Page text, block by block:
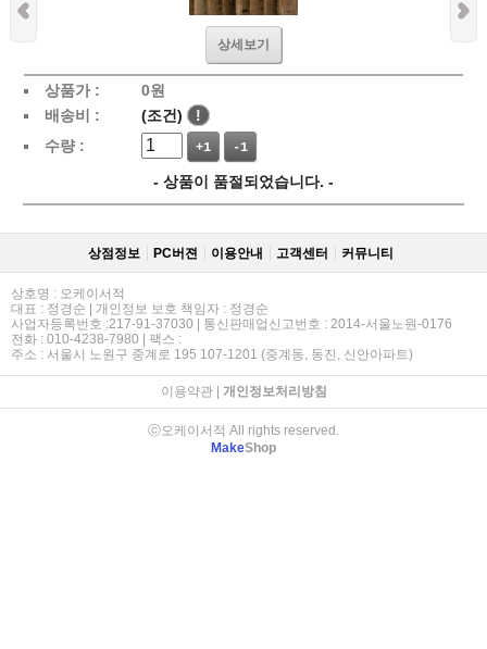
상세보기
상품가 : 0원
배송비 :
(조건)
!
수량 :
+1 -1
- 상품이 품절되었습니다. -
상점정보 PC버젼 이용안내 고객센터 커뮤니티
상호명 : 오케이서적
대표 : 정경순 | 개인정보 보호 책임자 : 정경순
사업자등록번호 :217-91-37030 | 통신판매업신고번호 : 2014-서울노원-0176
전화 : 010-4238-7980 | 팩스 :
주소 : 서울시 노원구 중계로 195 107-1201 (중계동, 동진, 신안아파트)
이용약관| 개인정보처리방침
ⓒ오케이서적 All rights reserved.
MakeShop